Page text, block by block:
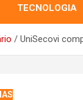
TECNOLOGIA
UniSecovi